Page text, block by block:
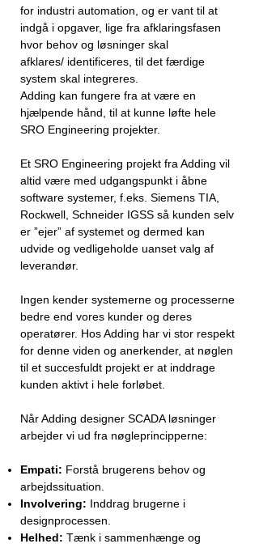
for industri automation, og er vant til at
indgå i opgaver, lige fra afklaringsfasen
hvor behov og løsninger skal
afklares/ identificeres, til det færdige
system skal integreres.
Adding kan fungere fra at være en
hjælpende hånd, til at kunne løfte hele
SRO Engineering projekter.
Et SRO Engineering projekt fra Adding vil
altid være med udgangspunkt i åbne
software systemer, f.eks. Siemens TIA,
Rockwell, Schneider IGSS så kunden selv
er ”ejer” af systemet og dermed kan
udvide og vedligeholde uanset valg af
leverandør.
Ingen kender systemerne og processerne
bedre end vores kunder og deres
operatører. Hos Adding har vi stor respekt
for denne viden og anerkender, at nøglen
til et succesfuldt projekt er at inddrage
kunden aktivt i hele forløbet.
Når Adding designer SCADA løsninger
arbejder vi ud fra nøgleprincipperne:
Empati: Forstå brugerens behov og
arbejdssituation.
Involvering: Inddrag brugerne i
designprocessen.
Helhed: Tænk i sammenhænge og